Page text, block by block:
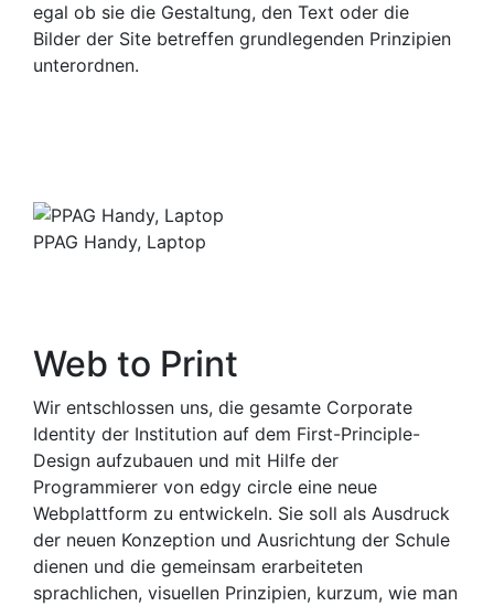
egal ob sie die Gestaltung, den Text oder die
Bilder der Site betreffen grundlegenden Prinzipien
unterordnen.
PPAG Handy, Laptop
Web to Print
Wir entschlossen uns, die gesamte Corporate
Identity der Institution auf dem First-Principle-
Design aufzubauen und mit Hilfe der
Programmierer von edgy circle eine neue
Webplattform zu entwickeln. Sie soll als Ausdruck
der neuen Konzeption und Ausrichtung der Schule
dienen und die gemeinsam erarbeiteten
sprachlichen, visuellen Prinzipien, kurzum, wie man